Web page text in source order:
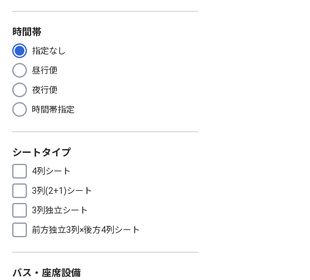
時間帯
指定なし
昼行便
夜行便
時間帯指定
シートタイプ
4列シート
3列(2+1)シート
3列独立シート
前方独立3列×後方4列シート
バス・座席設備